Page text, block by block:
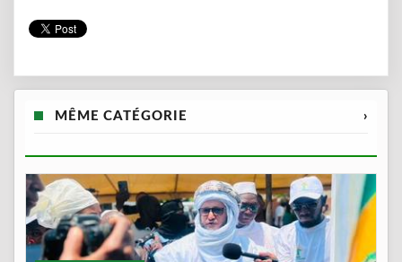
MÊME CATÉGORIE ›